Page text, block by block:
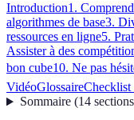
Introduction1.
algorithmes de base3.
ressources en ligne5.
Assister à des
bon cube10. Ne pas
VidéoGlossaireChecklist
Sommaire(14 sections